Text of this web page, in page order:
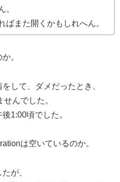
。
ばまた開くかもしれへん。
。
して、ダメだったとき、
んでした。
1:00頃でした。
は空いているのか。
が、